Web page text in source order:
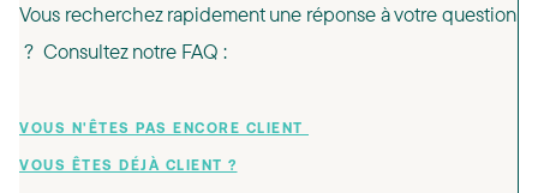
Vous recherchez rapidement une réponse à votre question
? Consultez notre FAQ :
VOUS N'ÊTES PAS ENCORE CLIENT
VOUS ÊTES DÉJÀ CLIENT ?